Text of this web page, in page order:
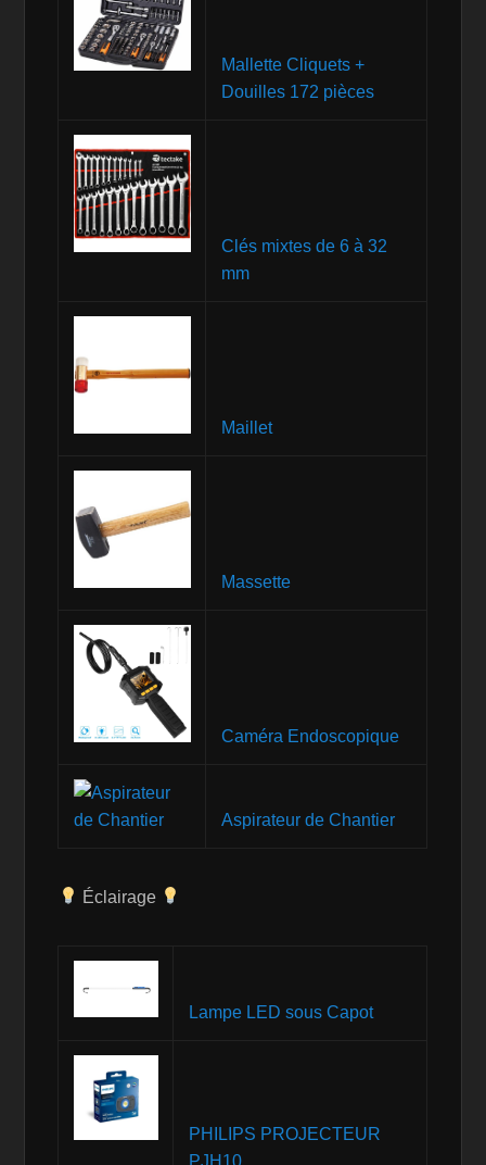
Mallette Cliquets +
Douilles 172 pièces
Clés mixtes de 6 à 32
mm
Maillet
Massette
Caméra Endoscopique
Aspirateur de Chantier
Éclairage
Lampe LED sous Capot
PHILIPS PROJECTEUR
PJH10